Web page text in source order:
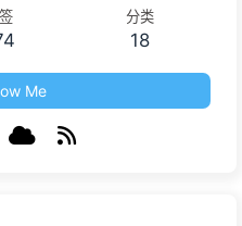
分类
18
Me